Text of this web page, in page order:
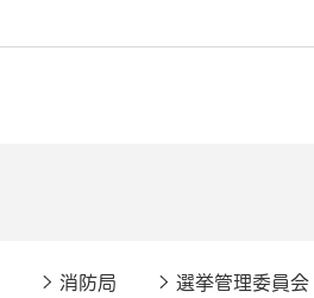
消防局 選挙管理委員会